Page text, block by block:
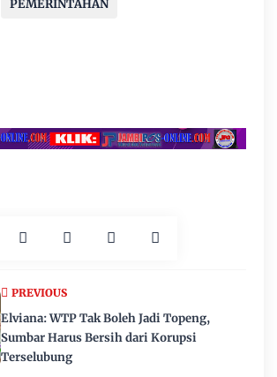
PEMERINTAHAN
PREVIOUS
Elviana: WTP Tak Boleh Jadi Topeng,
Sumbar Harus Bersih dari Korupsi
Terselubung